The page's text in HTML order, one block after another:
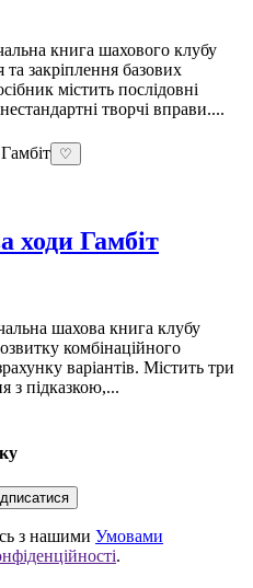
книга шахового клубу
закріплення базових
містить послідовні
творчі вправи....
♡
ходи Гамбіт
шахова книга клубу
комбінаційного
варіантів. Містить три
з підказкою,...
з нашими Умовами
.